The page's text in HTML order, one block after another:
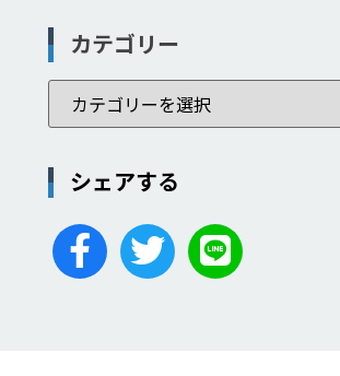
カテゴリー
シェアする